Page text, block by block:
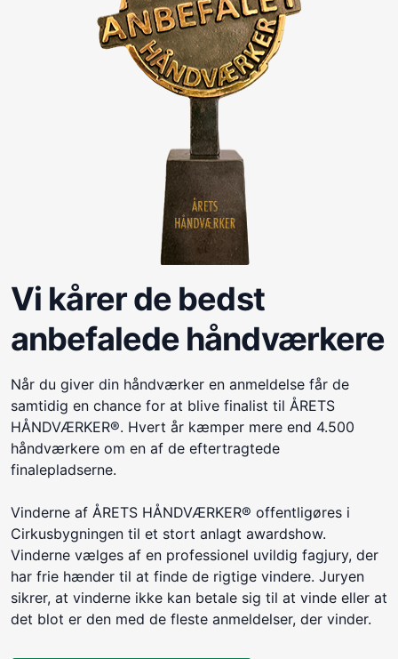
Vi kårer de bedst
anbefalede håndværkere
Når du giver din håndværker en anmeldelse får de
samtidig en chance for at blive finalist til ÅRETS
HÅNDVÆRKER®. Hvert år kæmper mere end 4.500
håndværkere om en af de eftertragtede
finalepladserne.
Vinderne af ÅRETS HÅNDVÆRKER® offentligøres i
Cirkusbygningen til et stort anlagt awardshow.
Vinderne vælges af en professionel uvildig fagjury, der
har frie hænder til at finde de rigtige vindere. Juryen
sikrer, at vinderne ikke kan betale sig til at vinde eller at
det blot er den med de fleste anmeldelser, der vinder.